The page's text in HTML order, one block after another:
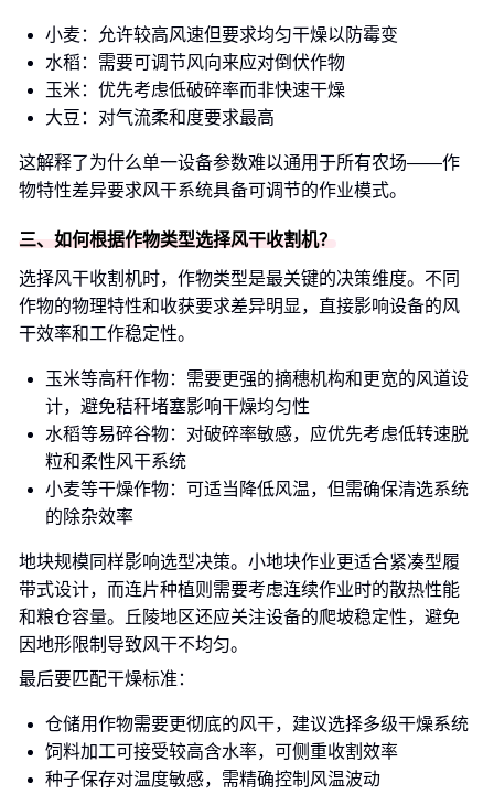
小麦：允许较高风速但要求均匀干燥以防霉变
水稻：需要可调节风向来应对倒伏作物
玉米：优先考虑低破碎率而非快速干燥
大豆：对气流柔和度要求最高
这解释了为什么单一设备参数难以通用于所有农场——作
物特性差异要求风干系统具备可调节的作业模式。
三、如何根据作物类型选择风干收割机？
选择风干收割机时，作物类型是最关键的决策维度。不同
作物的物理特性和收获要求差异明显，直接影响设备的风
干效率和工作稳定性。
玉米等高秆作物：需要更强的摘穗机构和更宽的风道设
计，避免秸秆堵塞影响干燥均匀性
水稻等易碎谷物：对破碎率敏感，应优先考虑低转速脱
粒和柔性风干系统
小麦等干燥作物：可适当降低风温，但需确保清选系统
的除杂效率
地块规模同样影响选型决策。小地块作业更适合紧凑型履
带式设计，而连片种植则需要考虑连续作业时的散热性能
和粮仓容量。丘陵地区还应关注设备的爬坡稳定性，避免
因地形限制导致风干不均匀。
最后要匹配干燥标准：
仓储用作物需要更彻底的风干，建议选择多级干燥系统
饲料加工可接受较高含水率，可侧重收割效率
种子保存对温度敏感，需精确控制风温波动